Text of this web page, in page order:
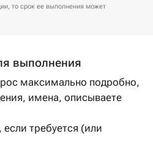
то срок ее выполнения может
выполнения
максимально подробно,
имена, описываете
требуется (или